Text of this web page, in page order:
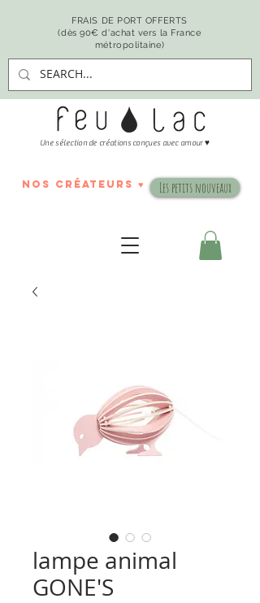
Une sélection de créations conçues avec amour♥
FRAIS DE PORT OFFERTS
(dès 90€ d'achat vers la France
métropolitaine)
nos créateurs ♥ Les petits nouveaux
lampe animal
GONE'S